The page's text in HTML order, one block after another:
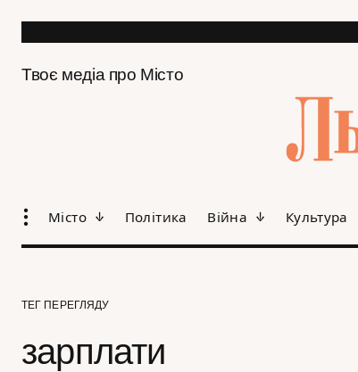
Твоє медіа про Місто
Місто Політика Війна Культура
ТЕГ ПЕРЕГЛЯДУ
зарплати